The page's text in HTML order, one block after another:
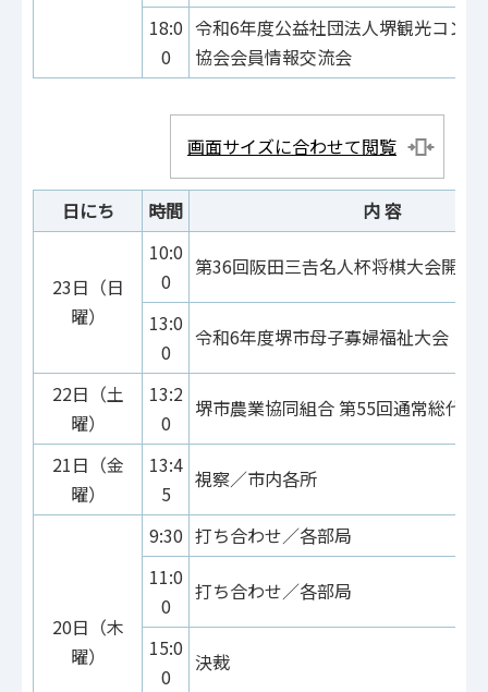
18:0
0
令和6年度公益社団法人堺観光コン
協会会員情報交流会
画面サイズに合わせて閲覧
日にち 時間 内 容
23日（日
曜）
10:0
0
第36回阪田三𠮷名人杯将棋大会開会
13:0
0
令和6年度堺市母子寡婦福祉大会
22日（土
曜）
13:2
0
堺市農業協同組合 第55回通常総代会
21日（金
曜）
13:4
5
視察／市内各所
20日（木
曜）
9:30 打ち合わせ／各部局
11:0
0
打ち合わせ／各部局
15:0
0
決裁